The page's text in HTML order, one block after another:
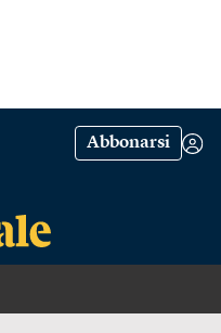
Abbonarsi